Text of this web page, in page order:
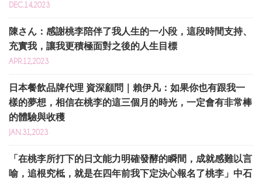
DEC.14,2023
陳さん：感謝桃李陪伴了我人生的一小段，這段時間支持、
充實我，讓我更積極面對之後的人生目標
APR.12,2023
日本餐飲品牌代理 資深顧問｜賴伊凡：如果你也有跟我一
樣的夢想，相信在桃李的這三個月的時光，一定會有非常棒
的體驗與收穫
JAN.31,2023
「在桃李所打下的日文能力明確發酵的瞬間，成就感難以言
喻，追根究柢，就是在四年前我下定決心報名了桃李」中石